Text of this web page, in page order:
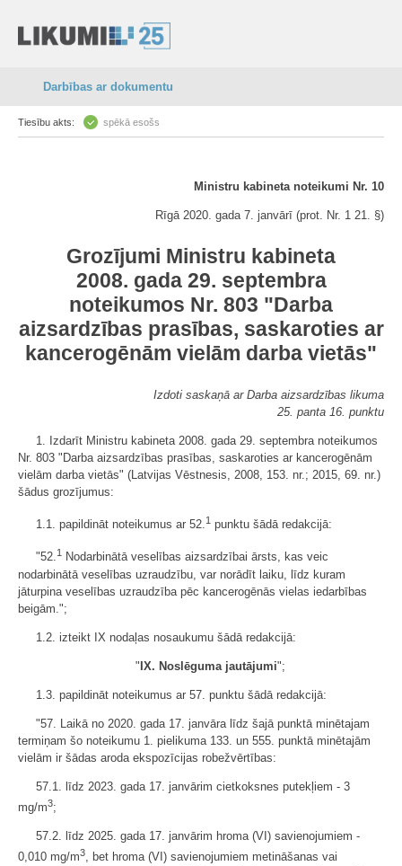
Darbības ar dokumentu
Tiesību akts: spēkā esošs
Ministru kabineta noteikumi Nr. 10
Rīgā 2020. gada 7. janvārī (prot. Nr. 1 21. §)
Grozījumi Ministru kabineta
2008. gada 29. septembra
noteikumos Nr. 803 "Darba
aizsardzības prasības, saskaroties ar
kancerogēnām vielām darba vietās"
Izdoti saskaņā ar Darba aizsardzības likuma
25. panta 16. punktu
1. Izdarīt Ministru kabineta 2008. gada 29. septembra noteikumos
Nr. 803 "Darba aizsardzības prasības, saskaroties ar kancerogēnām
vielām darba vietās" (Latvijas Vēstnesis, 2008, 153. nr.; 2015, 69. nr.)
šādus grozījumus:
1.1. papildināt noteikumus ar 52.1 punktu šādā redakcijā:
"52.1
Nodarbinātā veselības aizsardzībai ārsts, kas veic
nodarbinātā veselības uzraudzību, var norādīt laiku, līdz kuram
jāturpina veselības uzraudzība pēc kancerogēnās vielas iedarbības
beigām.";
1.2. izteikt IX nodaļas nosaukumu šādā redakcijā:
"IX. Noslēguma jautājumi";
1.3. papildināt noteikumus ar 57. punktu šādā redakcijā:
"57. Laikā no 2020. gada 17. janvāra līdz šajā punktā minētajam
termiņam šo noteikumu 1. pielikuma 133. un 555. punktā minētajām
vielām ir šādas aroda ekspozīcijas robežvērtības:
57.1. līdz 2023. gada 17. janvārim cietkoksnes putekļiem - 3
mg/m3;
57.2. līdz 2025. gada 17. janvārim hroma (VI) savienojumiem -
0,010 mg/m3, bet hroma (VI) savienojumiem metināšanas vai